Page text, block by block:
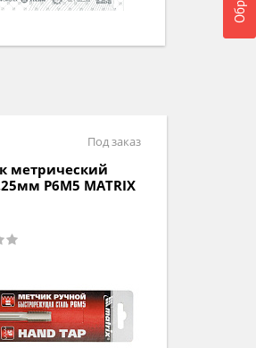
Под заказ
метрический
Р6М5 MATRIX